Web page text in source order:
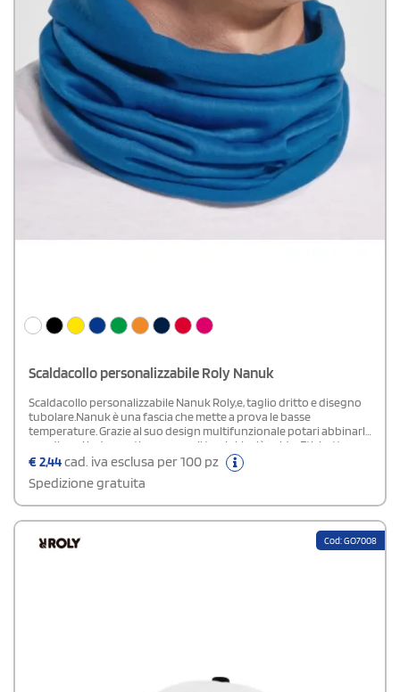
Scaldacollo personalizzabile Roly Nanuk
Scaldacollo personalizzabile Nanuk Roly,e, taglio dritto e disegno
tubolare.Nanuk è una fascia che mette a prova le basse
temperature. Grazie al suo design multifunzionale potari abbinarla
con diversi indumenti per creare il tuo lokk più caldo. Etichetta
rimovibile.Misure: 25 x 50 cm.Composizione: 100% poliestere, tatto
€2,44cad. iva esclusa per 100 pz
Spedizione gratuita
Cod: GO7008